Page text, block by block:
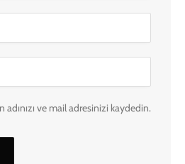
adınızı ve mail adresinizi kaydedin.